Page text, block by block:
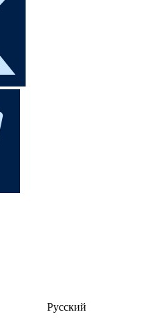
Русский